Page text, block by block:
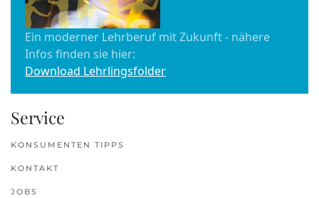
Ein moderner Lehrberuf mit Zukunft - nähere
Infos finden sie hier:
Download Lehrlingsfolder
Service
KONSUMENTEN TIPPS
KONTAKT
JOBS